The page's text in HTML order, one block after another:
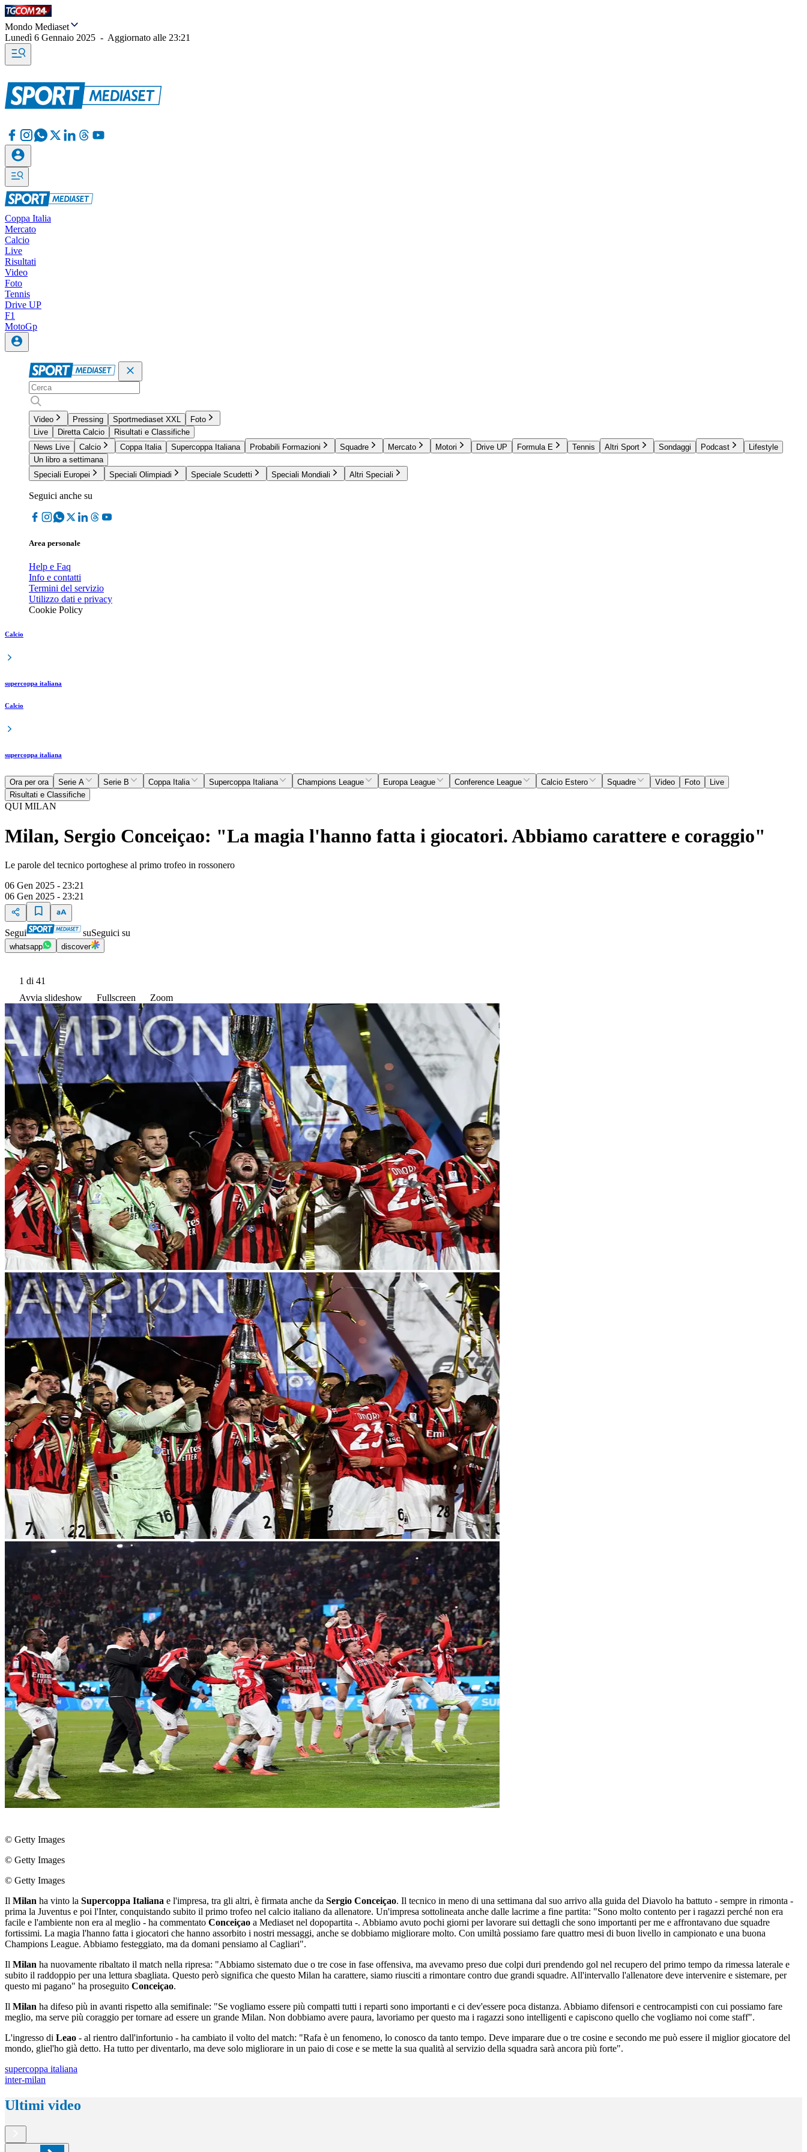
Mondo Mediaset
Lunedì 6 Gennaio 2025 - Aggiornato alle 23:21
Coppa Italia
Mercato
Calcio
Live
Risultati
Video
Foto
Tennis
Drive UP
F1
MotoGp
Video Pressing Sportmediaset XXL
Foto
Live
Diretta Calcio
Risultati e Classifiche
News Live
Calcio Coppa Italia Supercoppa Italiana Probabili Formazioni Squadre Mercato Motori Drive UP Formula E Tennis Altri Sport Sondaggi Podcast
Lifestyle
Un libro a settimana
Speciali Europei
Speciali Olimpiadi Speciale Scudetti Speciali Mondiali Altri Speciali
Seguici anche su
Area personale
Help e Faq
Info e contatti
Termini del servizio
Utilizzo dati e privacy
Cookie Policy
Calcio
supercoppa italiana
Calcio
supercoppa italiana
Ora per ora Serie A Serie B Coppa Italia Supercoppa Italiana Champions League Europa League Conference League Calcio Estero Squadre Video Foto
Live
Risultati e Classifiche
QUI MILAN
Milan, Sergio Conceiçao: "La magia l'hanno fatta i giocatori. Abbiamo carattere e coraggio"
Le parole del tecnico portoghese al primo trofeo in rossonero
06 Gen 2025 - 23:21
06 Gen 2025 - 23:21
Segui suSeguici su
whatsapp discover
1 di 41
Avvia slideshow
Fullscreen Zoom
© Getty Images
© Getty Images
© Getty Images
Il Milan ha vinto la Supercoppa Italiana e l'impresa, tra gli altri, è firmata anche da Sergio Conceiçao. Il tecnico in meno di una settimana dal suo arrivo alla guida del Diavolo ha battuto - sempre in rimonta -
prima la Juventus e poi l'Inter, conquistando subito il primo trofeo nel calcio italiano da allenatore. Un'impresa sottolineata anche dalle lacrime a fine partita: "Sono molto contento per i ragazzi perché non era
facile e l'ambiente non era al meglio - ha commentato Conceiçao a Mediaset nel dopopartita -. Abbiamo avuto pochi giorni per lavorare sui dettagli che sono importanti per me e affrontavano due squadre
fortissimi. La magia l'hanno fatta i giocatori che hanno assorbito i nostri messaggi, anche se dobbiamo migliorare molto. Con umiltà possiamo fare quattro mesi di buon livello in campionato e una buona
Champions League. Abbiamo festeggiato, ma da domani pensiamo al Cagliari".
Il Milan ha nuovamente ribaltato il match nella ripresa: "Abbiamo sistemato due o tre cose in fase offensiva, ma avevamo preso due colpi duri prendendo gol nel recupero del primo tempo da rimessa laterale e
subito il raddoppio per una lettura sbagliata. Questo però significa che questo Milan ha carattere, siamo riusciti a rimontare contro due grandi squadre. All'intervallo l'allenatore deve intervenire e sistemare, per
questo mi pagano" ha proseguito Conceiçao.
Il Milan ha difeso più in avanti rispetto alla semifinale: "Se vogliamo essere più compatti tutti i reparti sono importanti e ci dev'essere poca distanza. Abbiamo difensori e centrocampisti con cui possiamo fare
meglio, ma serve più coraggio per tornare ad essere un grande Milan. Non dobbiamo avere paura, lavoriamo per questo ma i ragazzi sono intelligenti e capiscono quello che vogliamo noi come staff".
L'ingresso di Leao - al rientro dall'infortunio - ha cambiato il volto del match: "Rafa è un fenomeno, lo conosco da tanto tempo. Deve imparare due o tre cosine e secondo me può essere il miglior giocatore del
mondo, gliel'ho già detto. Ha tutto per diventarlo, ma deve solo migliorare in un paio di cose e se mette la sua qualità al servizio della squadra sarà ancora più forte".
supercoppa italiana
inter-milan
Ultimi video